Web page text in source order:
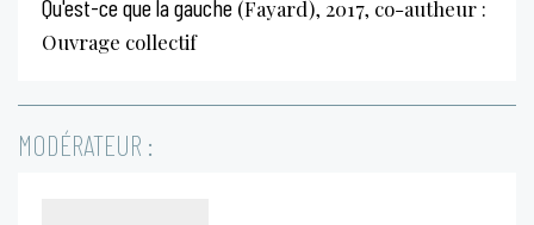
Qu'est-ce que la gauche (Fayard), 2017, co-autheur :
Ouvrage collectif
MODÉRATEUR :